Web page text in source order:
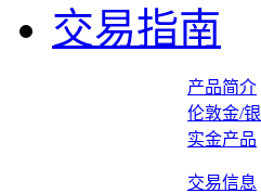
交易指南
产品简介
伦敦金/银
实金产品
交易信息